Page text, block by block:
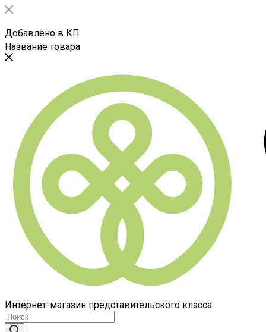
Добавлено в КП
Название товара
Интернет-магазин представительского класса